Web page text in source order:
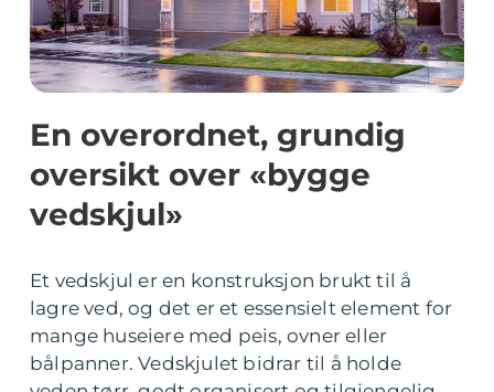
En overordnet, grundig
oversikt over «bygge
vedskjul»
Et vedskjul er en konstruksjon brukt til å
lagre ved, og det er et essensielt element for
mange huseiere med peis, ovner eller
bålpanner. Vedskjulet bidrar til å holde